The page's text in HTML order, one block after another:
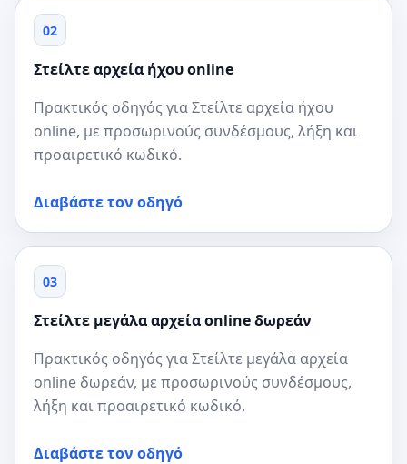
02
Στείλτε αρχεία ήχου online
Πρακτικός οδηγός για Στείλτε αρχεία ήχου
online, με προσωρινούς συνδέσμους, λήξη και
προαιρετικό κωδικό.
Διαβάστε τον οδηγό
03
Στείλτε μεγάλα αρχεία online δωρεάν
Πρακτικός οδηγός για Στείλτε μεγάλα αρχεία
online δωρεάν, με προσωρινούς συνδέσμους,
λήξη και προαιρετικό κωδικό.
Διαβάστε τον οδηγό